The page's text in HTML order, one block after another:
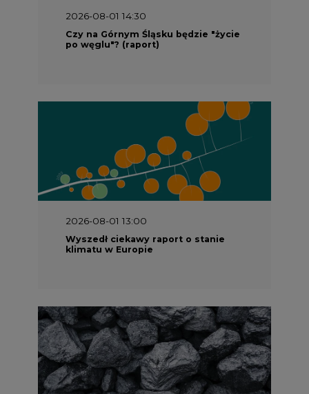
2026-08-01 13:00
Wyszedł ciekawy raport o stanie
klimatu w Europie
2026-07-09 10:30
Opublikowano bilans zasobów złóż